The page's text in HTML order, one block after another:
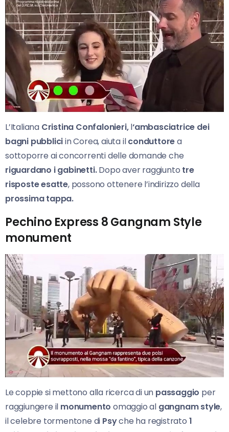
L’Italiana Cristina Confalonieri,l‘ambasciatrice dei
bagni pubbliciin Corea, aiuta ilconduttorea
sottoporre ai concorrenti delle domande che
riguardano i gabinetti.Dopo aver raggiunto tre
risposte esatte, possono ottenere l’indirizzo della
prossima tappa.
Pechino Express 8 Gangnam Style
monument
Le coppie si mettono alla ricerca di un passaggio per
raggiungere il monumento omaggio al gangnam style,
il celebre tormentone di Psyche ha registrato 1